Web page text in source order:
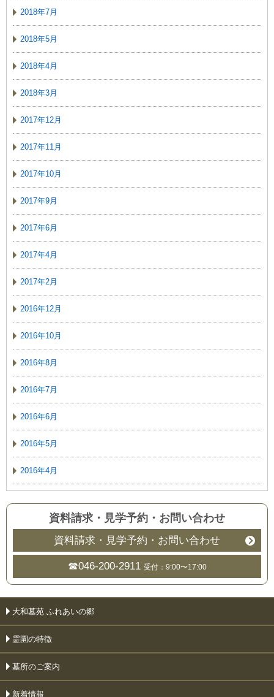
2018年7月
2018年5月
2018年4月
2018年3月
2017年12月
2017年11月
2017年10月
2017年9月
2017年6月
2017年4月
2017年2月
2016年12月
2016年10月
2016年8月
2016年7月
2016年6月
2016年5月
2016年4月
資料請求・見学予約 ・ お問い合わせ
資料請求・見学予約・お問い合わせ
☎046-200-2911 受付：9:00〜17:00
大和墓苑 ふれあいの郷
霊園の特徴
墓所のご案内
新着情報